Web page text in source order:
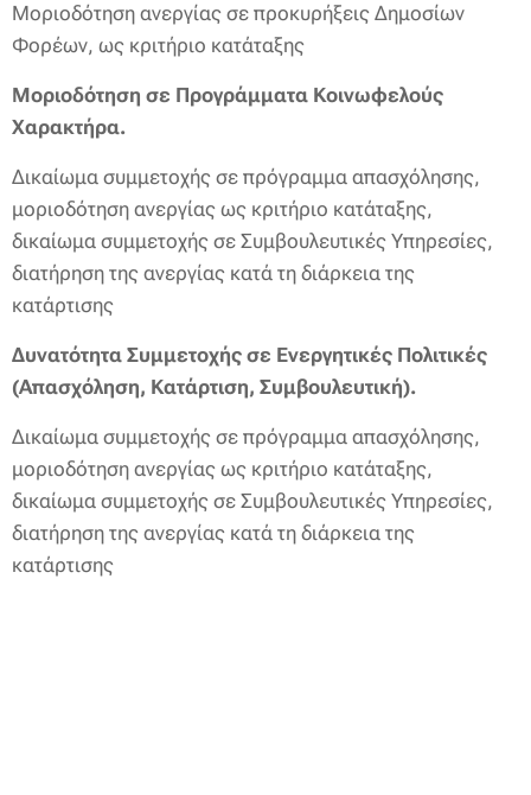
Μοριοδότηση ανεργίας σε προκυρήξεις Δημοσίων
Φορέων, ως κριτήριο κατάταξης
Μοριοδότηση σε Προγράμματα Κοινωφελούς
Χαρακτήρα.
Δικαίωμα συμμετοχής σε πρόγραμμα απασχόλησης,
μοριοδότηση ανεργίας ως κριτήριο κατάταξης,
δικαίωμα συμμετοχής σε Συμβουλευτικές Υπηρεσίες,
διατήρηση της ανεργίας κατά τη διάρκεια της
κατάρτισης
Δυνατότητα Συμμετοχής σε Ενεργητικές Πολιτικές
(Απασχόληση, Κατάρτιση, Συμβουλευτική).
Δικαίωμα συμμετοχής σε πρόγραμμα απασχόλησης,
μοριοδότηση ανεργίας ως κριτήριο κατάταξης,
δικαίωμα συμμετοχής σε Συμβουλευτικές Υπηρεσίες,
διατήρηση της ανεργίας κατά τη διάρκεια της
κατάρτισης